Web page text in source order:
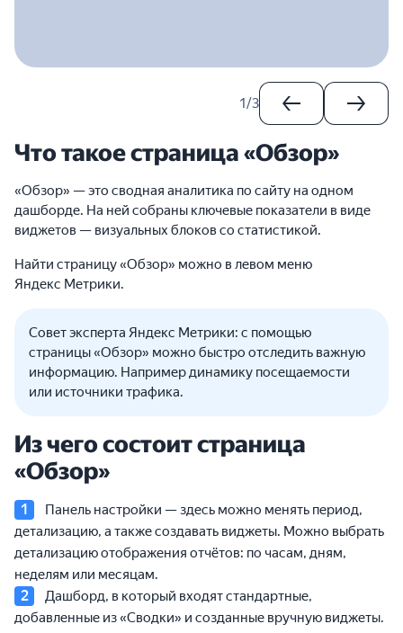
1/3
Что такое страница «Обзор»
«Обзор» — это сводная аналитика по сайту на одном
дашборде. На ней собраны ключевые показатели в виде
виджетов — визуальных блоков со статистикой.
Найти страницу «Обзор» можно в левом меню
Яндекс Метрики.
Совет эксперта Яндекс Метрики: с помощью
страницы «Обзор» можно быстро отследить важную
информацию. Например динамику посещаемости
или источники трафика.
Из чего состоит страница
«Обзор»
Панель настройки — здесь можно менять период,
детализацию, а также создавать виджеты. Можно выбрать
детализацию отображения отчётов: по часам, дням,
неделям или месяцам.
Дашборд, в который входят стандартные,
добавленные из «Сводки» и созданные вручную виджеты.